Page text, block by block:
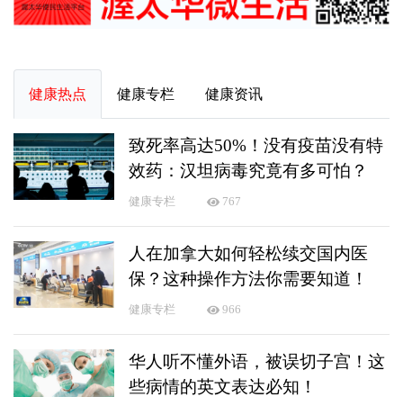
健康热点 健康专栏 健康资讯
致死率高达50%！没有疫苗没有特
效药：汉坦病毒究竟有多可怕？
健康专栏 767
人在加拿大如何轻松续交国内医
保？这种操作方法你需要知道！
健康专栏 966
华人听不懂外语，被误切子宫！这
些病情的英文表达必知！